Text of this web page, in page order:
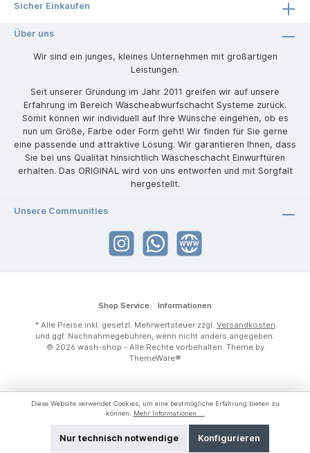
Sicher Einkaufen
Über uns
Wir sind ein junges, kleines Unternehmen mit großartigen
Leistungen.
Seit unserer Gründung im Jahr 2011 greifen wir auf unsere
Erfahrung im Bereich Wäscheabwurfschacht Systeme zurück.
Somit können wir individuell auf Ihre Wünsche eingehen, ob es
nun um Größe, Farbe oder Form geht! Wir finden für Sie gerne
eine passende und attraktive Lösung. Wir garantieren Ihnen, dass
Sie bei uns Qualität hinsichtlich Wäscheschacht Einwurftüren
erhalten. Das ORIGINAL wird von uns entworfen und mit Sorgfalt
hergestellt.
Unsere Communities
Shop Service Informationen
* Alle Preise inkl. gesetzl. Mehrwertsteuer zzgl. Versandkosten
und ggf. Nachnahmegebühren, wenn nicht anders angegeben.
© 2026 wash-shop - Alle Rechte vorbehalten. Theme by
ThemeWare®
Diese Website verwendet Cookies, um eine bestmögliche Erfahrung bieten zu
können.
Mehr Informationen ...
Nur technisch notwendige Konfigurieren